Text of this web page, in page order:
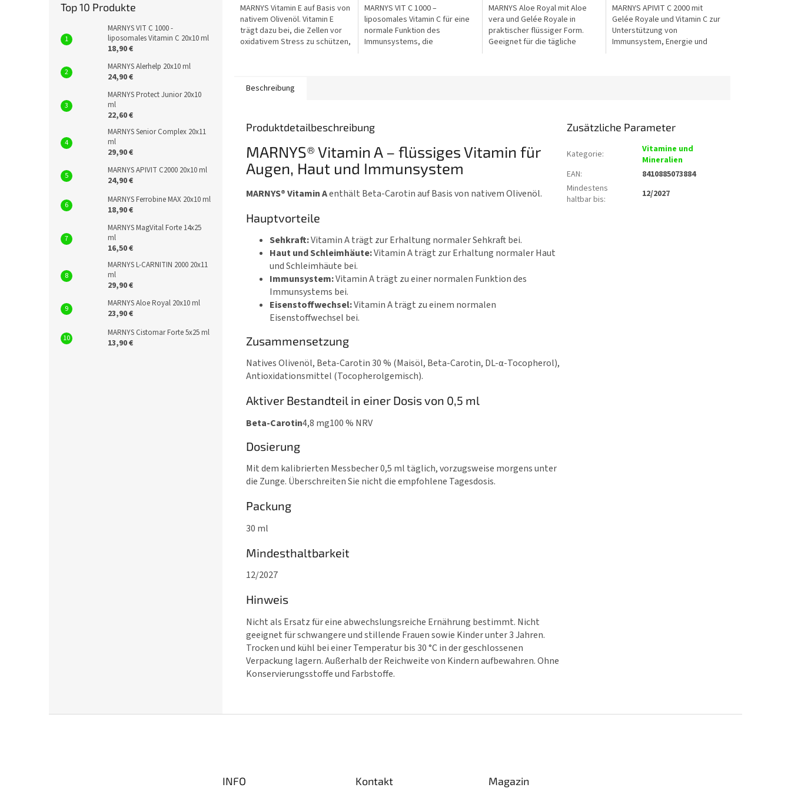
Top 10 Produkte
MARNYS VIT C 1000 -
liposomales Vitamin C 20x10 ml
18,90 €
MARNYS Alerhelp 20x10 ml
24,90 €
MARNYS Protect Junior 20x10
ml
22,60 €
MARNYS Senior Complex 20x11
ml
29,90 €
MARNYS APIVIT C2000 20x10 ml
24,90 €
MARNYS Ferrobine MAX 20x10 ml
18,90 €
MARNYS MagVital Forte 14x25
ml
16,50 €
MARNYS L-CARNITIN 2000 20x11
ml
29,90 €
MARNYS Aloe Royal 20x10 ml
23,90 €
MARNYS Cistomar Forte 5x25 ml
13,90 €
5
Sternen.
MARNYS Vitamin E auf Basis von
nativem Olivenöl. Vitamin E
trägt dazu bei, die Zellen vor
oxidativem Stress zu schützen,
5
Sternen.
MARNYS VIT C 1000 –
liposomales Vitamin C für eine
normale Funktion des
Immunsystems, die
5
Sternen.
MARNYS Aloe Royal mit Aloe
vera und Gelée Royale in
praktischer flüssiger Form.
Geeignet für die tägliche
5
Sternen.
MARNYS APIVIT C 2000 mit
Gelée Royale und Vitamin C zur
Unterstützung von
Immunsystem, Energie und
Beschreibung
Produktdetailbeschreibung
MARNYS® Vitamin A – flüssiges Vitamin für
Augen, Haut und Immunsystem
MARNYS® Vitamin Aenthält Beta-Carotin auf Basis von nativem Olivenöl.
Hauptvorteile
Sehkraft:Vitamin A trägt zur Erhaltung normaler Sehkraft bei.
Haut und Schleimhäute:Vitamin A trägt zur Erhaltung normaler Haut
und Schleimhäute bei.
Immunsystem:Vitamin A trägt zu einer normalen Funktion des
Immunsystems bei.
Eisenstoffwechsel:Vitamin A trägt zu einem normalen
Eisenstoffwechsel bei.
Zusammensetzung
Natives Olivenöl, Beta-Carotin 30 % (Maisöl, Beta-Carotin, DL-α-Tocopherol),
Antioxidationsmittel (Tocopherolgemisch).
Aktiver Bestandteil in einer Dosis von 0,5 ml
Beta-Carotin4,8 mg100 % NRV
Dosierung
Mit dem kalibrierten Messbecher 0,5 ml täglich, vorzugsweise morgens unter
die Zunge. Überschreiten Sie nicht die empfohlene Tagesdosis.
Packung
30 ml
Mindesthaltbarkeit
12/2027
Hinweis
Nicht als Ersatz für eine abwechslungsreiche Ernährung bestimmt. Nicht
geeignet für schwangere und stillende Frauen sowie Kinder unter 3 Jahren.
Trocken und kühl bei einer Temperatur bis 30 °C in der geschlossenen
Verpackung lagern. Außerhalb der Reichweite von Kindern aufbewahren. Ohne
Konservierungsstoffe und Farbstoffe.
Zusätzliche Parameter
Kategorie:
Vitamine und
Mineralien
EAN:
8410885073884
Mindestens
haltbar bis: 12/2027
INFO Kontakt Magazin